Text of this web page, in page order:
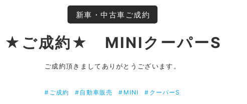
新車・中古車ご成約
★ご成約★ MINIクーパーS
ご成約頂きましてありがとうございます。
#ご成約 #自動車販売 #MINI #クーパーS